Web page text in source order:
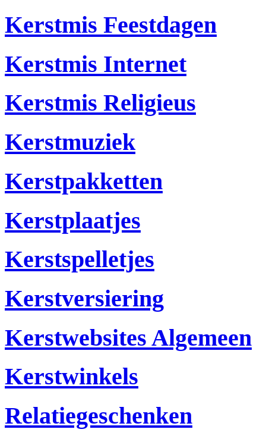
Kerstmis Feestdagen
Kerstmis Internet
Kerstmis Religieus
Kerstmuziek
Kerstpakketten
Kerstplaatjes
Kerstspelletjes
Kerstversiering
Kerstwebsites Algemeen
Kerstwinkels
Relatiegeschenken